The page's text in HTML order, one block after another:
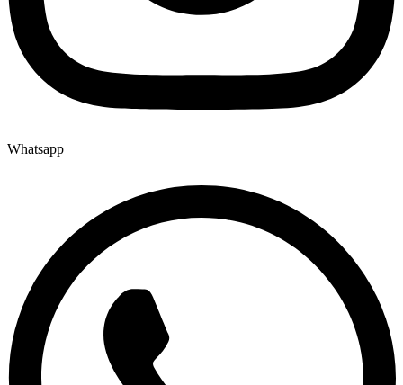
Whatsapp